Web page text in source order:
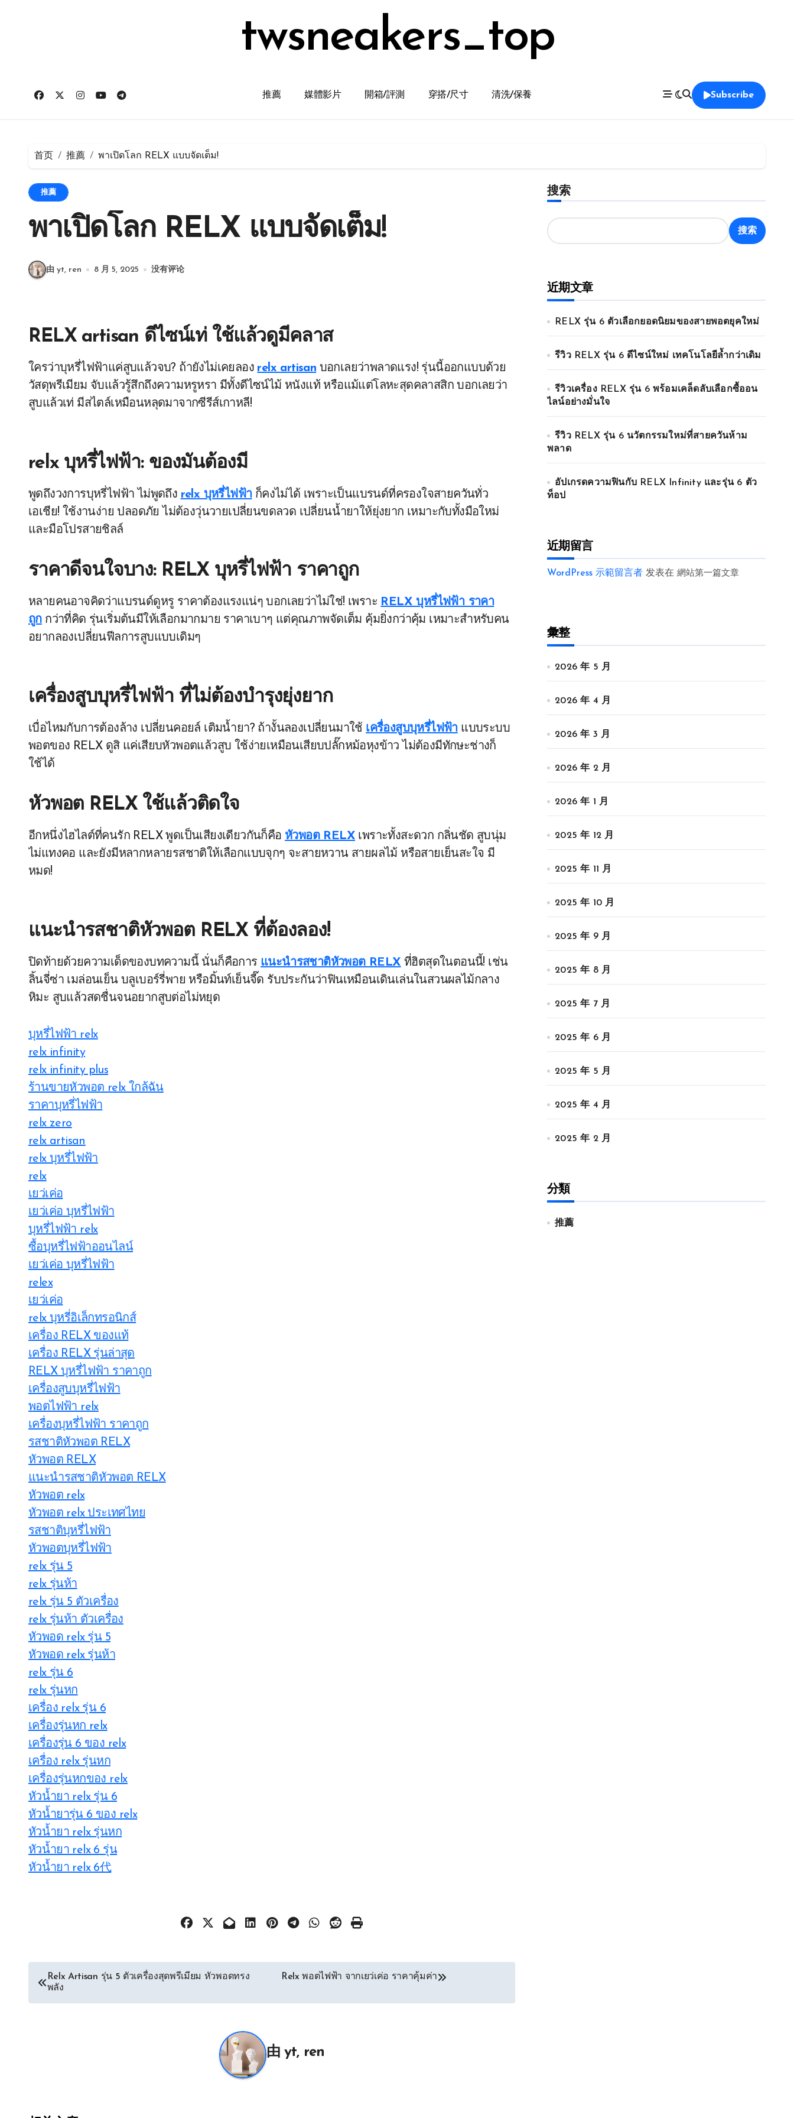
twsneakers_top
推薦 媒體影片 開箱/評測 穿搭/尺寸 清洗/保養 Subscribe
首页 推薦 พาเปิดโลก RELX แบบจัดเต็ม!
推薦
พาเปิดโลก RELX แบบจัดเต็ม!
由 yt, ren 8 月 5, 2025 没有评论
RELX artisan ดีไซน์เท่ ใช้แล้วดูมีคลาส
ใครว่าบุหรี่ไฟฟ้าแค่สูบแล้วจบ? ถ้ายังไม่เคยลอง relx artisan บอกเลยว่าพลาดแรง! รุ่นนี้ออกแบบด้วย
วัสดุพรีเมียม จับแล้วรู้สึกถึงความหรูหรา มีทั้งดีไซน์ไม้ หนังแท้ หรือแม้แต่โลหะสุดคลาสสิก บอกเลยว่า
สูบแล้วเท่ มีสไตล์เหมือนหลุดมาจากซีรีส์เกาหลี!
relx บุหรี่ไฟฟ้า: ของมันต้องมี
พูดถึงวงการบุหรี่ไฟฟ้า ไม่พูดถึง relx บุหรี่ไฟฟ้าก็คงไม่ได้ เพราะเป็นแบรนด์ที่ครองใจสายควันทั่ว
เอเชีย! ใช้งานง่าย ปลอดภัย ไม่ต้องวุ่นวายเปลี่ยนขดลวด เปลี่ยนน้ำยาให้ยุ่งยาก เหมาะกับทั้งมือใหม่
และมือโปรสายชิลล์
ราคาดีจนใจบาง: RELX บุหรี่ไฟฟ้า ราคาถูก
หลายคนอาจคิดว่าแบรนด์ดูหรู ราคาต้องแรงแน่ๆ บอกเลยว่าไม่ใช่! เพราะ RELX บุหรี่ไฟฟ้า ราคา
ถูกกว่าที่คิด รุ่นเริ่มต้นมีให้เลือกมากมาย ราคาเบาๆ แต่คุณภาพจัดเต็ม คุ้มยิ่งกว่าคุ้ม เหมาะสำหรับคน
อยากลองเปลี่ยนฟีลการสูบแบบเดิมๆ
เครื่องสูบบุหรี่ไฟฟ้า ที่ไม่ต้องบำรุงยุ่งยาก
เบื่อไหมกับการต้องล้าง เปลี่ยนคอยล์ เติมน้ำยา? ถ้างั้นลองเปลี่ยนมาใช้ เครื่องสูบบุหรี่ไฟฟ้าแบบระบบ
พอตของ RELX ดูสิ แค่เสียบหัวพอตแล้วสูบ ใช้ง่ายเหมือนเสียบปลั๊กหม้อหุงข้าว ไม่ต้องมีทักษะช่างก็
ใช้ได้
หัวพอต RELX ใช้แล้วติดใจ
อีกหนึ่งไฮไลต์ที่คนรัก RELX พูดเป็นเสียงเดียวกันก็คือ หัวพอต RELX เพราะทั้งสะดวก กลิ่นชัด สูบนุ่ม
ไม่แทงคอ และยังมีหลากหลายรสชาติให้เลือกแบบจุกๆ จะสายหวาน สายผลไม้ หรือสายเย็นสะใจ มี
หมด!
แนะนำรสชาติหัวพอต RELX ที่ต้องลอง!
ปิดท้ายด้วยความเด็ดของบทความนี้ นั่นก็คือการ แนะนำรสชาติหัวพอต RELX ที่ฮิตสุดในตอนนี้! เช่น
ลิ้นจี่ซ่า เมล่อนเย็น บลูเบอร์รี่พาย หรือมิ้นท์เย็นจี๊ด รับประกันว่าฟินเหมือนเดินเล่นในสวนผลไม้กลาง
หิมะ สูบแล้วสดชื่นจนอยากสูบต่อไม่หยุด
บุหรี่ไฟฟ้า relx
relx infinity
relx infinity plus
ร้านขายหัวพอต relx ใกล้ฉัน
ราคาบุหรี่ไฟฟ้า
relx zero
relx artisan
relx บุหรี่ไฟฟ้า
relx
เยว่เค่อ
เยว่เค่อ บุหรี่ไฟฟ้า
บุหรี่ไฟฟ้า relx
ซื้อบุหรี่ไฟฟ้าออนไลน์
เยว่เค่อ บุหรี่ไฟฟ้า
relex
เยว่เค่อ
relx บุหรี่อิเล็กทรอนิกส์
เครื่อง RELX ของแท้
เครื่อง RELX รุ่นล่าสุด
RELX บุหรี่ไฟฟ้า ราคาถูก
เครื่องสูบบุหรี่ไฟฟ้า
พอตไฟฟ้า relx
เครื่องบุหรี่ไฟฟ้า ราคาถูก
รสชาติหัวพอต RELX
หัวพอต RELX
แนะนำรสชาติหัวพอต RELX
หัวพอต relx
หัวพอต relx ประเทศไทย
รสชาติบุหรี่ไฟฟ้า
หัวพอตบุหรี่ไฟฟ้า
relx รุ่น 5
relx รุ่นห้า
relx รุ่น 5 ตัวเครื่อง
relx รุ่นห้า ตัวเครื่อง
หัวพอด relx รุ่น 5
หัวพอด relx รุ่นห้า
relx รุ่น 6
relx รุ่นหก
เครื่อง relx รุ่น 6
เครื่องรุ่นหก relx
เครื่องรุ่น 6 ของ relx
เครื่อง relx รุ่นหก
เครื่องรุ่นหกของ relx
หัวน้ำยา relx รุ่น 6
หัวน้ำยารุ่น 6 ของ relx
หัวน้ำยา relx รุ่นหก
หัวน้ำยา relx 6 รุ่น
หัวน้ำยา relx 6代
文
章
Relx Artisan รุ่น 5 ตัวเครื่องสุดพรีเมียม หัวพอดทรง
พลัง
Relx พอตไฟฟ้า จากเยว่เค่อ ราคาคุ้มค่า
由yt, ren
搜索
搜索
近期文章
RELX รุ่น 6 ตัวเลือกยอดนิยมของสายพอตยุคใหม่
รีวิว RELX รุ่น 6 ดีไซน์ใหม่ เทคโนโลยีล้ำกว่าเดิม
รีวิวเครื่อง RELX รุ่น 6 พร้อมเคล็ดลับเลือกซื้ออน
ไลน์อย่างมั่นใจ
รีวิว RELX รุ่น 6 นวัตกรรมใหม่ที่สายควันห้าม
พลาด
อัปเกรดความฟินกับ RELX Infinity และรุ่น 6 ตัว
ท็อป
近期留言
WordPress 示範留言者 发表在 網站第一篇文章
彙整
2026 年 5 月
2026 年 4 月
2026 年 3 月
2026 年 2 月
2026 年 1 月
2025 年 12 月
2025 年 11 月
2025 年 10 月
2025 年 9 月
2025 年 8 月
2025 年 7 月
2025 年 6 月
2025 年 5 月
2025 年 4 月
2025 年 2 月
分類
推薦